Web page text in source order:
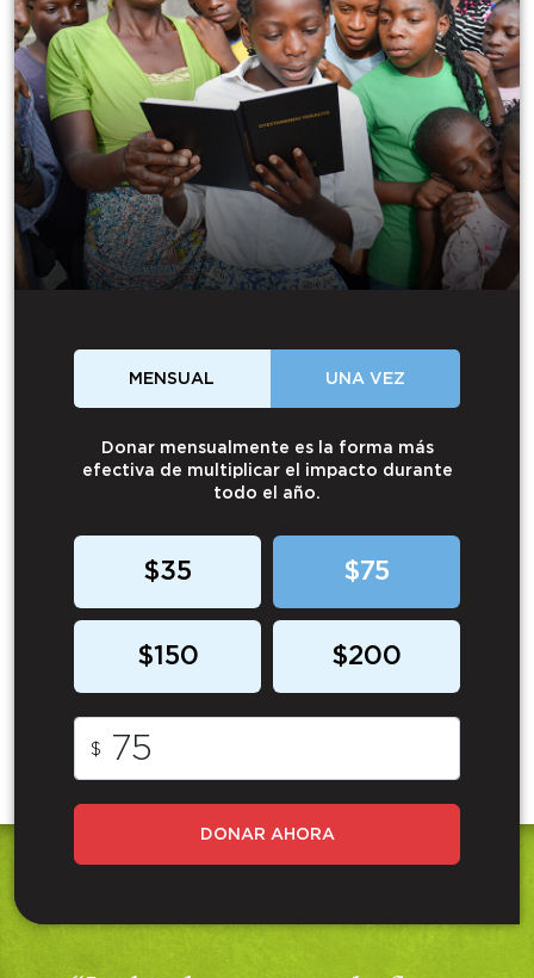
MENSUAL UNA VEZ
Donar mensualmente es la forma más
efectiva de multiplicar el impacto durante
todo el año.
$35 $75
$150 $200
$
DONAR AHORA